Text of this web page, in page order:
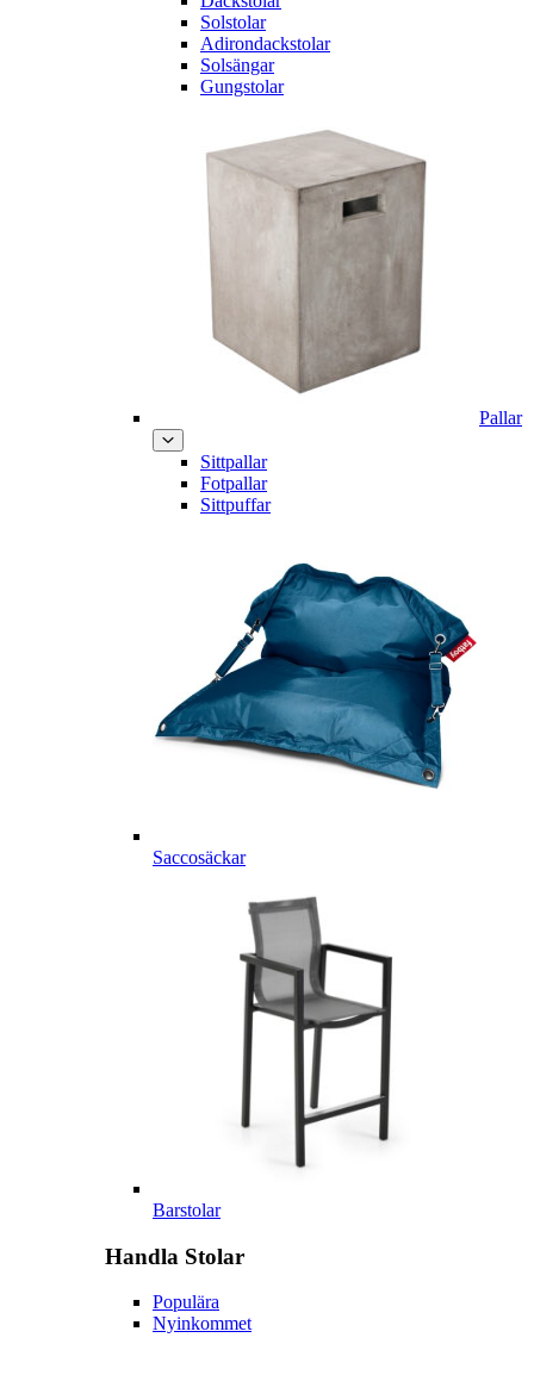
Solstolar
Adirondackstolar
Solsängar
Gungstolar
Pallar
Sittpallar
Fotpallar
Sittpuffar
Saccosäckar
Barstolar
Handla Stolar
Populära
Nyinkommet